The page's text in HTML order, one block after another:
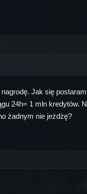
Jak się
24h= 1 mln kredytów.
żadnym nie jeżdżę?